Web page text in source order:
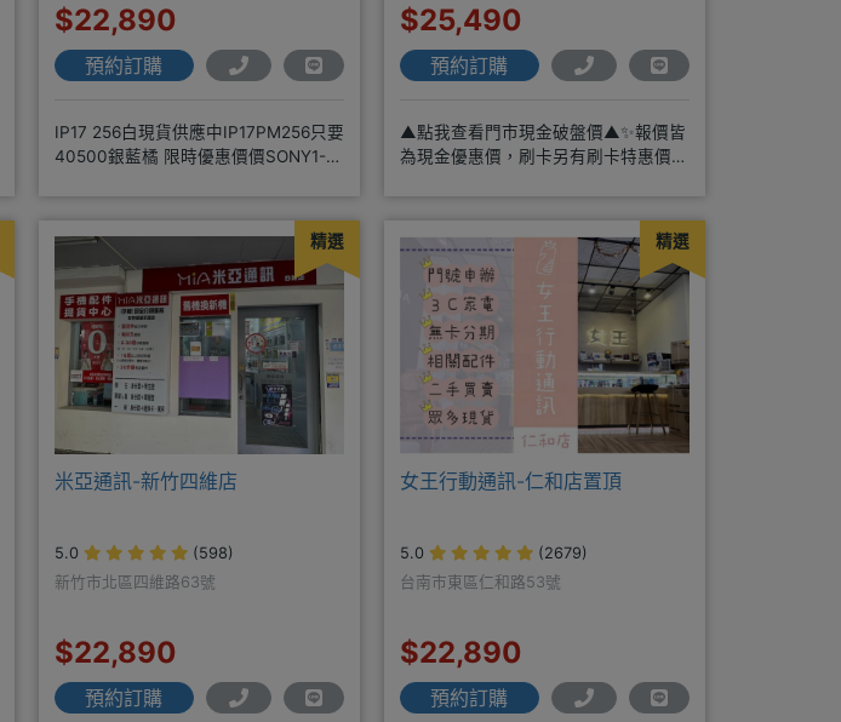
$22,890
預約訂購
IP17 256白現貨供應中IP17PM256只要
40500銀藍橘 限時優惠價價SONY1-8
$25,490
預約訂購
▲點我查看門市現金破盤價▲✨報價皆
為現金優惠價，刷卡另有刷卡特惠價✨
精選
米亞通訊-新竹四維店
5.0
(598)
新竹市北區四維路63號
$22,890
預約訂購
精選
女王行動通訊-仁和店置頂
5.0
(2679)
台南市東區仁和路53號
$22,890
預約訂購